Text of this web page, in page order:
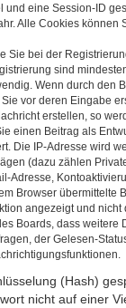
und eine Session-ID
Alle Cookies können
Sie bei der
sind
Wenn durch den
vor deren Eingabe
erstellen, so
einen Beitrag als
Die IP-Adresse wird
(dazu zählen
Adresse,
Browser übermittelte
angezeigt und
Boards, dass weitere
der Gelesen-
(Hash)
nicht auf einer